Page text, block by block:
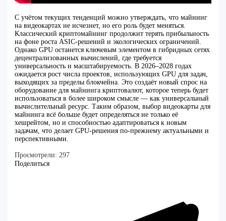
С учётом текущих тенденций можно утверждать, что майнинг
на видеокартах не исчезнет, но его роль будет меняться.
Классический криптомайнинг продолжит терять прибыльность
на фоне роста ASIC-решений и экологических ограничений.
Однако GPU останется ключевым элементом в гибридных сетях
децентрализованных вычислений, где требуется
универсальность и масштабируемость. В 2026–2028 годах
ожидается рост числа проектов, использующих GPU для задач,
выходящих за пределы блокчейна. Это создаёт новый спрос на
оборудование для майнинга криптовалют, которое теперь будет
использоваться в более широком смысле — как универсальный
вычислительный ресурс. Таким образом, выбор видеокарты для
майнинга всё больше будет определяться не только её
хешрейтом, но и способностью адаптироваться к новым
задачам, что делает GPU-решения по-прежнему актуальными и
перспективными.
Просмотрели: 297
Поделиться